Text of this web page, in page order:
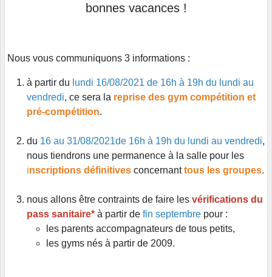
bonnes vacances !
Nous vous communiquons 3 informations :
à partir du lundi 16/08/2021 de 16h à 19h du lundi au
vendredi, ce sera la reprise des gym compétition et
pré-compétition.
du 16 au 31/08/2021de 16h à 19h du lundi au vendredi,
nous tiendrons une permanence à la salle pour les
inscriptions définitives concernant tous les groupes.
nous allons être contraints de faire les vérifications du
pass sanitaire* à partir de fin septembre pour :
les parents accompagnateurs de tous petits,
les gyms nés à partir de 2009.